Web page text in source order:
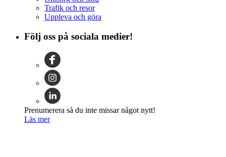
Trafik och resor
Uppleva och göra
Följ oss på sociala medier!
Prenumerera så du inte missar något nytt!
Läs mer